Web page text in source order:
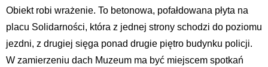
Obiekt robi wrażenie. To betonowa, pofałdowana płyta na
placu Solidarności, która z jednej strony schodzi do poziomu
jezdni, z drugiej sięga ponad drugie piętro budynku policji.
W zamierzeniu dach Muzeum ma być miejscem spotkań